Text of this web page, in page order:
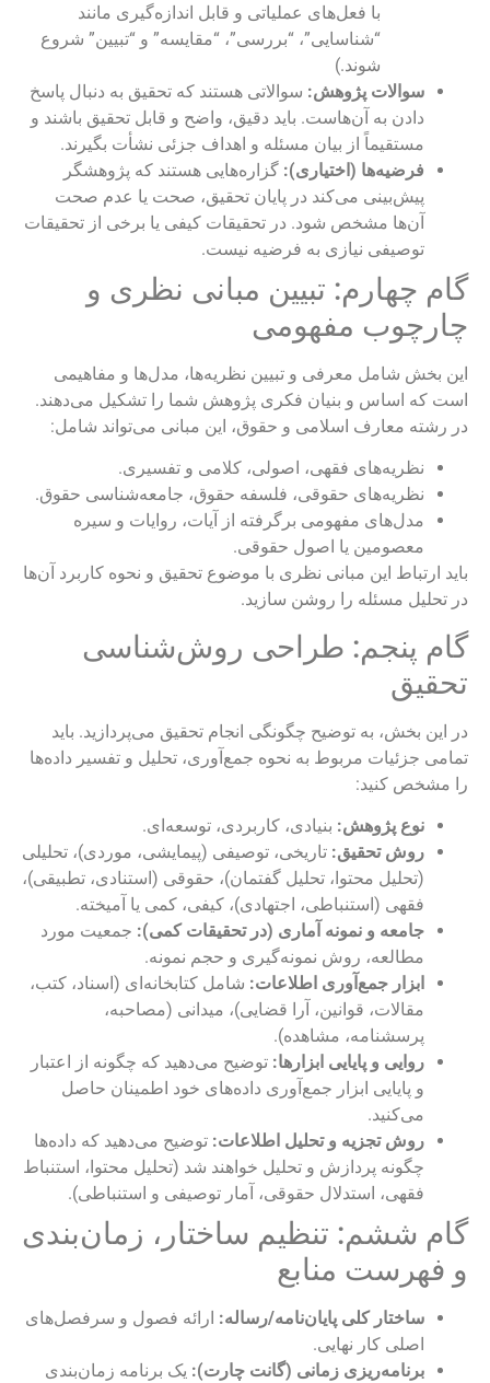
با فعل‌های عملیاتی و قابل اندازه‌گیری مانند
“شناسایی”، “بررسی”، “مقایسه” و “تبیین” شروع
شوند.)
سوالات پژوهش: سوالاتی هستند که تحقیق به دنبال پاسخ
دادن به آن‌هاست. باید دقیق، واضح و قابل تحقیق باشند و
مستقیماً از بیان مسئله و اهداف جزئی نشأت بگیرند.
فرضیه‌ها (اختیاری): گزاره‌هایی هستند که پژوهشگر
پیش‌بینی می‌کند در پایان تحقیق، صحت یا عدم صحت
آن‌ها مشخص شود. در تحقیقات کیفی یا برخی از تحقیقات
توصیفی نیازی به فرضیه نیست.
گام چهارم: تبیین مبانی نظری و
چارچوب مفهومی
این بخش شامل معرفی و تبیین نظریه‌ها، مدل‌ها و مفاهیمی
است که اساس و بنیان فکری پژوهش شما را تشکیل می‌دهند.
در رشته معارف اسلامی و حقوق، این مبانی می‌تواند شامل:
نظریه‌های فقهی، اصولی، کلامی و تفسیری.
نظریه‌های حقوقی، فلسفه حقوق، جامعه‌شناسی حقوق.
مدل‌های مفهومی برگرفته از آیات، روایات و سیره
معصومین یا اصول حقوقی.
باید ارتباط این مبانی نظری با موضوع تحقیق و نحوه کاربرد آن‌ها
در تحلیل مسئله را روشن سازید.
گام پنجم: طراحی روش‌شناسی
تحقیق
در این بخش، به توضیح چگونگی انجام تحقیق می‌پردازید. باید
تمامی جزئیات مربوط به نحوه جمع‌آوری، تحلیل و تفسیر داده‌ها
را مشخص کنید:
نوع پژوهش: بنیادی، کاربردی، توسعه‌ای.
روش تحقیق: تاریخی، توصیفی (پیمایشی، موردی)، تحلیلی
(تحلیل محتوا، تحلیل گفتمان)، حقوقی (استنادی، تطبیقی)،
فقهی (استنباطی، اجتهادی)، کیفی، کمی یا آمیخته.
جامعه و نمونه آماری (در تحقیقات کمی): جمعیت مورد
مطالعه، روش نمونه‌گیری و حجم نمونه.
ابزار جمع‌آوری اطلاعات: شامل کتابخانه‌ای (اسناد، کتب،
مقالات، قوانین، آرا قضایی)، میدانی (مصاحبه،
پرسشنامه، مشاهده).
روایی و پایایی ابزارها: توضیح می‌دهید که چگونه از اعتبار
و پایایی ابزار جمع‌آوری داده‌های خود اطمینان حاصل
می‌کنید.
روش تجزیه و تحلیل اطلاعات: توضیح می‌دهید که داده‌ها
چگونه پردازش و تحلیل خواهند شد (تحلیل محتوا، استنباط
فقهی، استدلال حقوقی، آمار توصیفی و استنباطی).
گام ششم: تنظیم ساختار، زمان‌بندی
و فهرست منابع
ساختار کلی پایان‌نامه/رساله: ارائه فصول و سرفصل‌های
اصلی کار نهایی.
برنامه‌ریزی زمانی (گانت چارت): یک برنامه زمان‌بندی